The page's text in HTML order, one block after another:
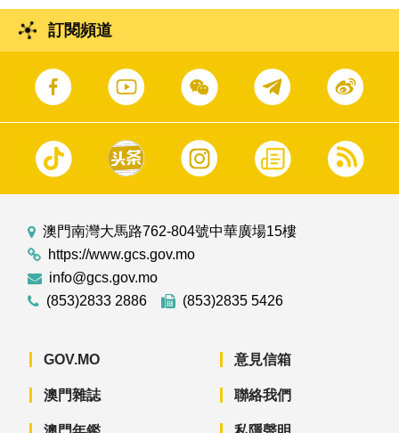
訂閱頻道
澳門南灣大馬路762-804號中華廣場15樓
https://www.gcs.gov.mo
info@gcs.gov.mo
(853)2833 2886
(853)2835 5426
GOV.MO
澳門雜誌
意見信箱
聯絡我們